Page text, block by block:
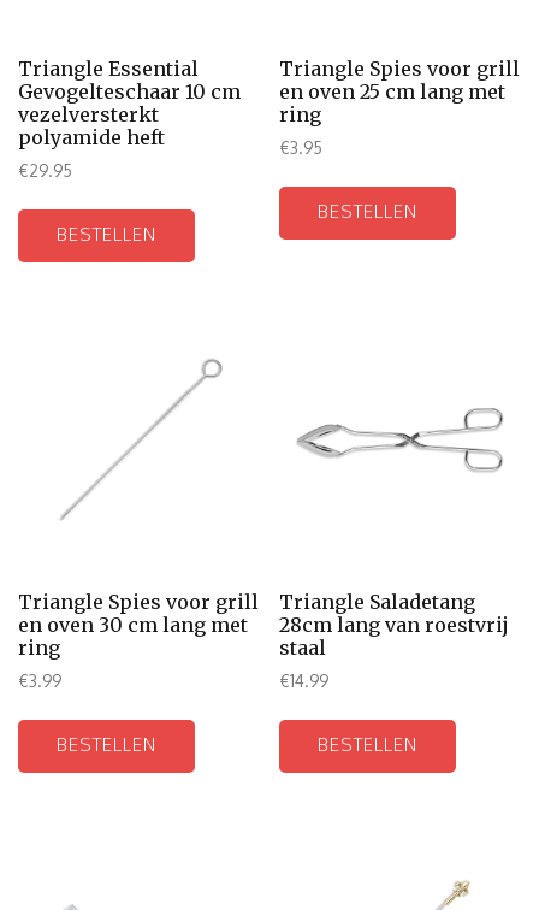
Triangle Essential
Gevogelteschaar 10 cm
vezelversterkt
polyamide heft
€29.95
BESTELLEN
Triangle Spies voor grill
en oven 25 cm lang met
ring
€3.95
BESTELLEN
Triangle Spies voor grill
en oven 30 cm lang met
ring
€3.99
BESTELLEN
Triangle Saladetang
28cm lang van roestvrij
staal
€14.99
BESTELLEN